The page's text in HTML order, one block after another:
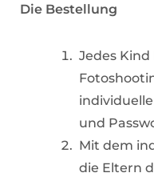
Die Bestellung
Jedes
und
Mit dem
die Eltern